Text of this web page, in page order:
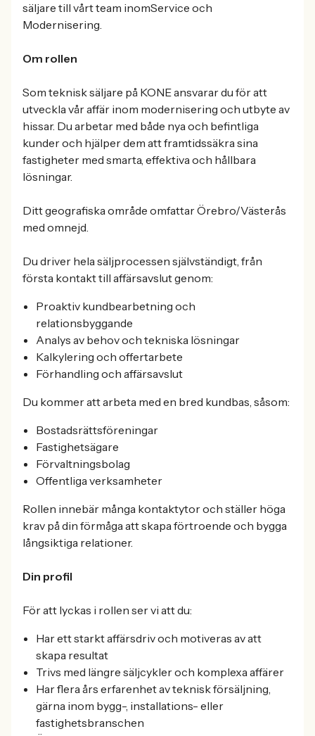
säljare till vårt team inomService och
Modernisering.
Om rollen
Som teknisk säljare på KONE ansvarar du för att
utveckla vår affär inom modernisering och utbyte av
hissar. Du arbetar med både nya och befintliga
kunder och hjälper dem att framtidssäkra sina
fastigheter med smarta, effektiva och hållbara
lösningar.
Ditt geografiska område omfattar Örebro/Västerås
med omnejd.
Du driver hela säljprocessen självständigt, från
första kontakt till affärsavslut genom:
Proaktiv kundbearbetning och
relationsbyggande
Analys av behov och tekniska lösningar
Kalkylering och offertarbete
Förhandling och affärsavslut
Du kommer att arbeta med en bred kundbas, såsom:
Bostadsrättsföreningar
Fastighetsägare
Förvaltningsbolag
Offentliga verksamheter
Rollen innebär många kontaktytor och ställer höga
krav på din förmåga att skapa förtroende och bygga
långsiktiga relationer.
Din profil
För att lyckas i rollen ser vi att du:
Har ett starkt affärsdriv och motiveras av att
skapa resultat
Trivs med längre säljcykler och komplexa affärer
Har flera års erfarenhet av teknisk försäljning,
gärna inom bygg-, installations- eller
fastighetsbranschen